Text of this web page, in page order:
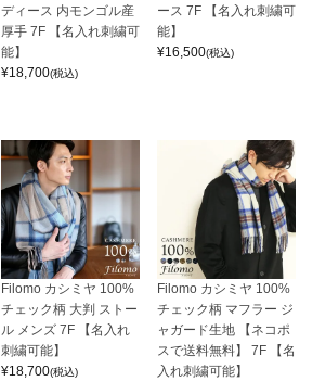
ディース 内モンゴル産
厚手 7F 【名入れ刺繍可
能】
¥18,700(税込)
ース 7F 【名入れ刺繍可
能】
¥16,500(税込)
Filomo カシミヤ 100%
チェック柄 大判 ストー
ル メンズ 7F 【名入れ
刺繍可能】
¥18,700(税込)
Filomo カシミヤ 100%
チェック柄 マフラー ジ
ャガード生地 【ネコポ
スで送料無料】 7F 【名
入れ刺繍可能】